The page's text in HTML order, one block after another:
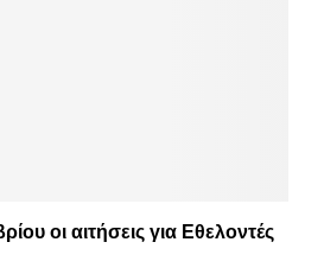
οι αιτήσεις για Εθελοντές